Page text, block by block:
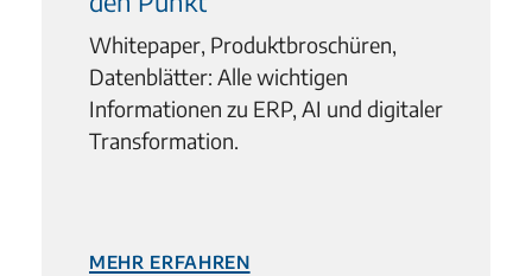
Whitepaper, Produktbroschüren,
Datenblätter: Alle wichtigen
Informationen zu ERP, AI und digitaler
Transformation.
mehr erfahren